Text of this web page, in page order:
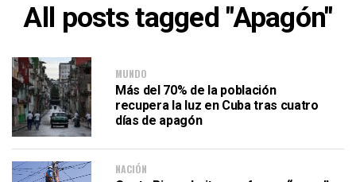
All posts tagged "Apagón"
MUNDO
Más del 70% de la población
recupera la luz en Cuba tras cuatro
días de apagón
NACIÓN